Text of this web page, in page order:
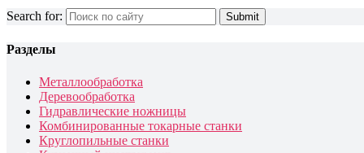
Search for:
Разделы
Металлообработка
Деревообработка
Гидравлические ножницы
Комбинированные токарные станки
Круглопильные станки